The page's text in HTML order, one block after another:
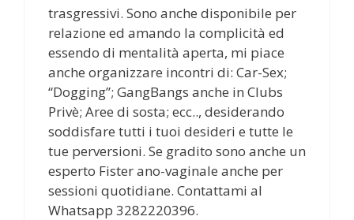
trasgressivi. Sono anche disponibile per
relazione ed amando la complicità ed
essendo di mentalità aperta, mi piace
anche organizzare incontri di: Car-Sex;
“Dogging”; GangBangs anche in Clubs
Privè; Aree di sosta; ecc.., desiderando
soddisfare tutti i tuoi desideri e tutte le
tue perversioni. Se gradito sono anche un
esperto Fister ano-vaginale anche per
sessioni quotidiane. Contattami al
Whatsapp 3282220396.